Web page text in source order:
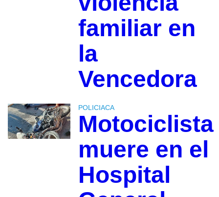
familiar en
la
Vencedora
POLICIACA
Motociclista
muere en el
Hospital